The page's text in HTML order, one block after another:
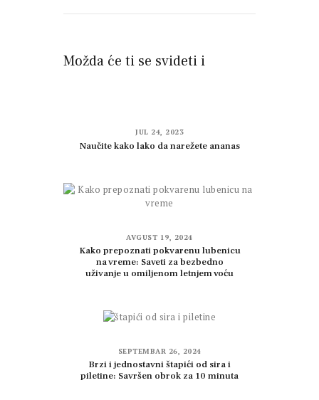
Možda će ti se svideti i
JUL 24, 2023
Naučite kako lako da narežete ananas
AVGUST 19, 2024
Kako prepoznati pokvarenu lubenicu
na vreme: Saveti za bezbedno
uživanje u omiljenom letnjem voću
SEPTEMBAR 26, 2024
Brzi i jednostavni štapići od sira i
piletine: Savršen obrok za 10 minuta